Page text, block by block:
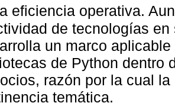
eficiencia operativa.
de tecnologías
un marco
de Python dentro
razón por la cual
temática.